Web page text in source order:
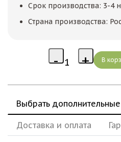
Срок производства: 3-4
Страна производства:
Выбрать
Доставка и оплата